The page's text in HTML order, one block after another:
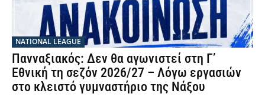
NATIONAL LEAGUE
Πανναξιακός: Δεν θα αγωνιστεί στη Γ’
Εθνική τη σεζόν 2026/27 – Λόγω εργασιών
στο κλειστό γυμναστήριο της Νάξου